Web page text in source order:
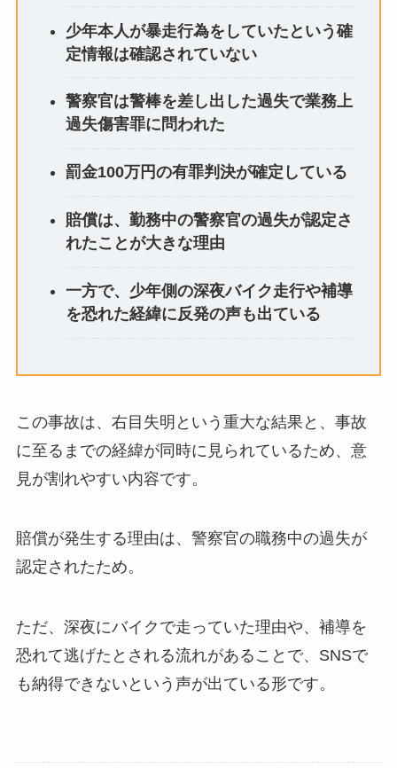
少年本人が暴走行為をしていたという確
定情報は確認されていない
警察官は警棒を差し出した過失で業務上
過失傷害罪に問われた
罰金100万円の有罪判決が確定している
賠償は、勤務中の警察官の過失が認定さ
れたことが大きな理由
一方で、少年側の深夜バイク走行や補導
を恐れた経緯に反発の声も出ている
この事故は、右目失明という重大な結果と、事故
に至るまでの経緯が同時に見られているため、意
見が割れやすい内容です。
賠償が発生する理由は、警察官の職務中の過失が
認定されたため。
ただ、深夜にバイクで走っていた理由や、補導を
恐れて逃げたとされる流れがあることで、SNSで
も納得できないという声が出ている形です。